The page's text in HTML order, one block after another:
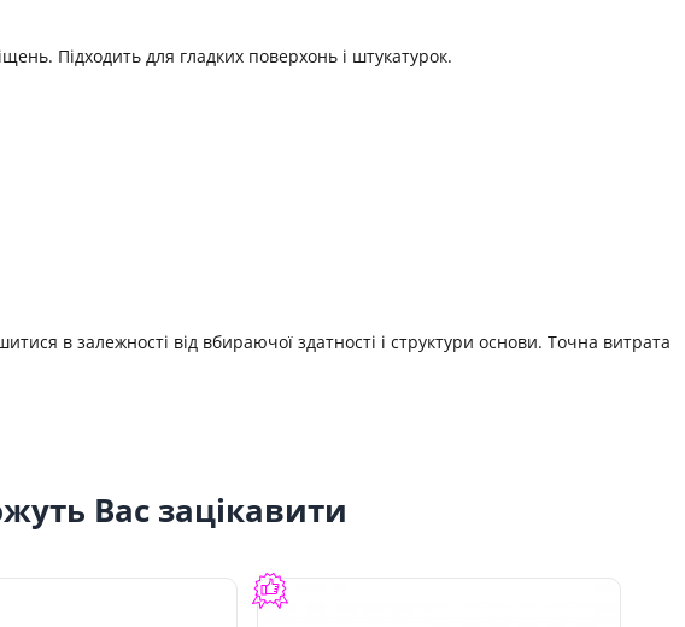
Підходить для гладких поверхонь і штукатурок.
в залежності від вбираючої здатності і структури основи. Точна витрата
Вас зацікавити